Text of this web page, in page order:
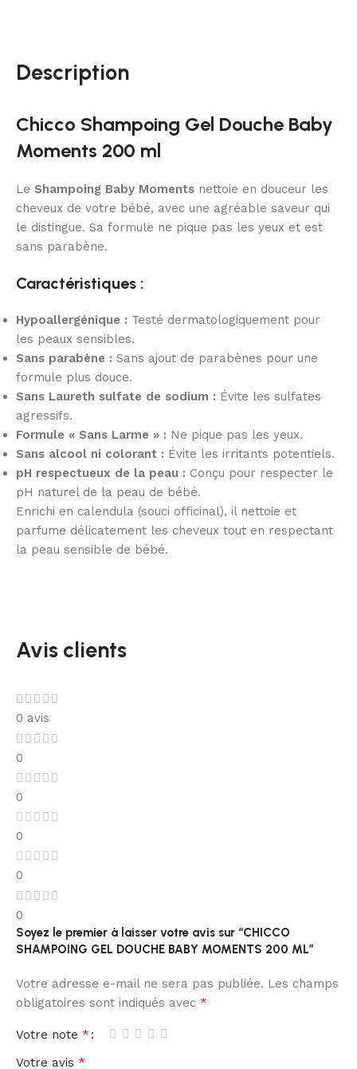
Description
Chicco Shampoing Gel Douche Baby
Moments 200 ml
Le Shampoing Baby Moments nettoie en douceur les
cheveux de votre bébé, avec une agréable saveur qui
le distingue. Sa formule ne pique pas les yeux et est
sans parabène.
Caractéristiques :
Hypoallergénique : Testé dermatologiquement pour
les peaux sensibles.
Sans parabène : Sans ajout de parabènes pour une
formule plus douce.
Sans Laureth sulfate de sodium : Évite les sulfates
agressifs.
Formule « Sans Larme » : Ne pique pas les yeux.
Sans alcool ni colorant : Évite les irritants potentiels.
pH respectueux de la peau : Conçu pour respecter le
pH naturel de la peau de bébé.
Enrichi en calendula (souci officinal), il nettoie et
parfume délicatement les cheveux tout en respectant
la peau sensible de bébé.
Avis clients
0 avis
0
0
0
0
0
Soyez le premier à laisser votre avis sur “CHICCO
SHAMPOING GEL DOUCHE BABY MOMENTS 200 ML”
Votre adresse e-mail ne sera pas publiée. Les champs
obligatoires sont indiqués avec *
Votre note *
Votre avis *